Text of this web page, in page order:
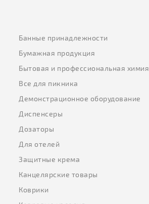
Банные принадлежности
Бумажная продукция
Бытовая и профессиональная химия
Все для пикника
Демонстрационное оборудование
Диспенсеры
Дозаторы
Для отелей
Защитные крема
Канцелярские товары
Коврики